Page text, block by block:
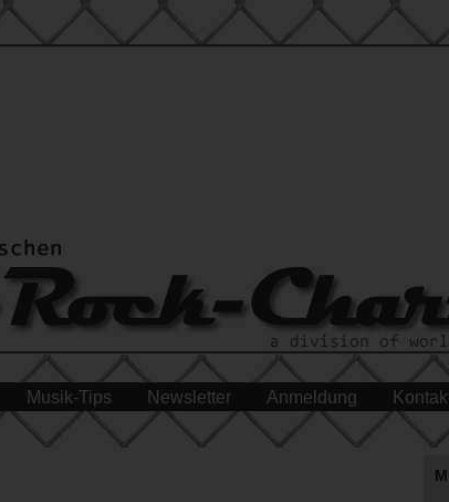
Musik-Tips Newsletter Anmeldung